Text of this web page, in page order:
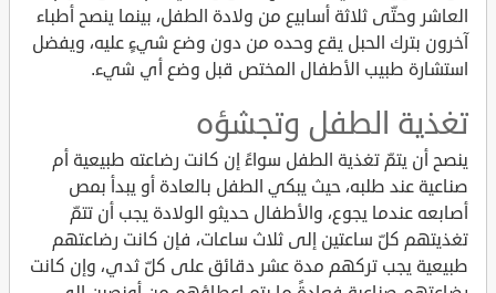
العاشر وحتّى ثلاثة أسابيع من ولادة الطفل، بينما ينصح أطباء
آخرون بترك الحبل يقع وحده من دون وضع شيءٍ عليه، ويفضل
استشارة طبيب الأطفال المختص قبل وضع أي شيء.
تغذية الطفل وتجشؤه
ينصح أن يتمّ تغذية الطفل سواءً إن كانت رضاعته طبيعية أم
صناعية عند طلبه، حيث يبكي الطفل بالعادة أو يبدأ بمص
أصابعه عندما يجوع، والأطفال حديثو الولادة يجب أن تتمّ
تغذيتهم كلّ ساعتين إلى ثلاث ساعات، فإن كانت رضاعتهم
طبيعية يجب تركهم مدة عشر دقائق على كلّ ثدي، وإن كانت